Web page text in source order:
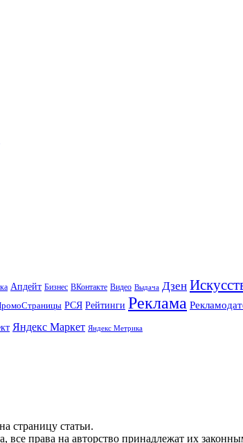
Апдейт Бизнес ВКонтакте Видео Выдача Дзен
РСЯ Рейтинги Реклама
Яндекс Маркет Яндекс Метрика
страницу статьи.
права на авторство принадлежат их